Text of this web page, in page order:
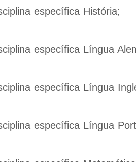
específica História;
específica Língua
específica Língua
específica Língua